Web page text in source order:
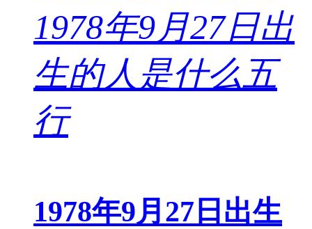
1978年9月27日出生